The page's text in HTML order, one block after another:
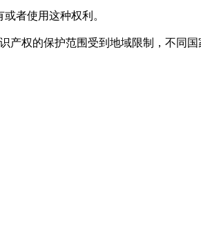
者使用这种权利。
权的保护范围受到地域限制，不同国